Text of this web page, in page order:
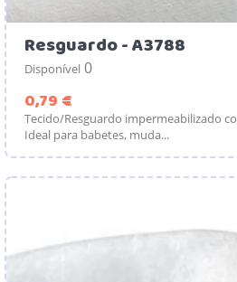
Resguardo - A3788
Disponível 0
0,79 €
Tecido/Resguardo impermeabilizado
Ideal para babetes, muda...